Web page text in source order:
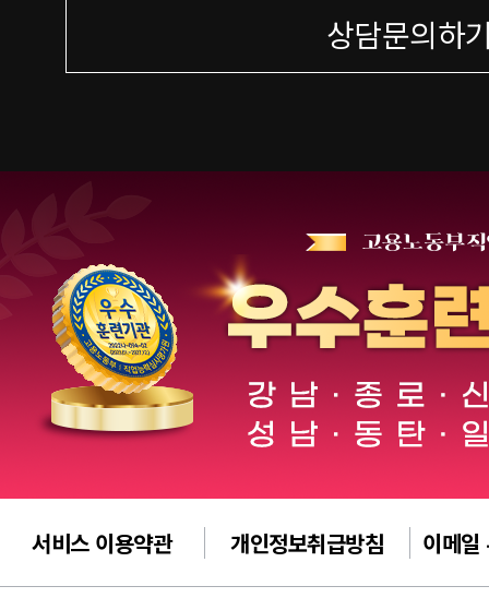
상담문의하
서비스 이용약관 개인정보취급방침 이메일